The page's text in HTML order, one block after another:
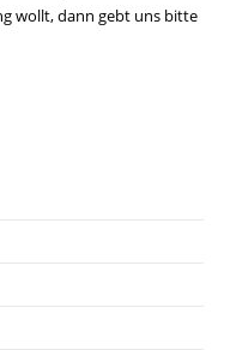
wollt, dann gebt uns bitte